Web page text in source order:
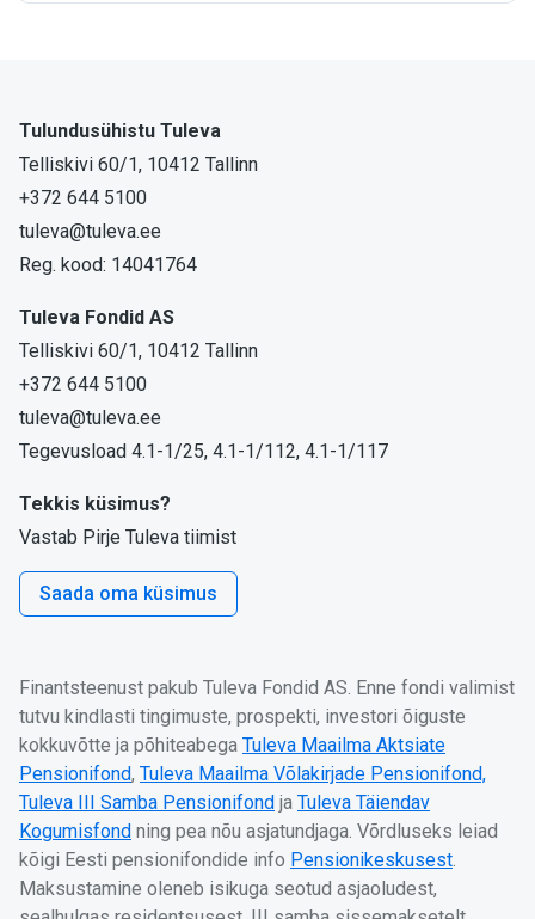
Tulundusühistu Tuleva
Telliskivi 60/1, 10412 Tallinn
+372 644 5100
tuleva@tuleva.ee
Reg. kood: 14041764
Tuleva Fondid AS
Telliskivi 60/1, 10412 Tallinn
+372 644 5100
tuleva@tuleva.ee
Tegevusload 4.1-1/25, 4.1-1/112, 4.1-1/117
Tekkis küsimus?
Vastab Pirje Tuleva tiimist
Saada oma küsimus
Finantsteenust pakub Tuleva Fondid AS. Enne fondi valimist
tutvu kindlasti tingimuste, prospekti, investori õiguste
kokkuvõtte ja põhiteabega Tuleva Maailma Aktsiate
Pensionifond, Tuleva Maailma Võlakirjade Pensionifond,
Tuleva III Samba Pensionifond ja Tuleva Täiendav
Kogumisfond ning pea nõu asjatundjaga. Võrdluseks leiad
kõigi Eesti pensionifondide info Pensionikeskusest.
Maksustamine oleneb isikuga seotud asjaoludest,